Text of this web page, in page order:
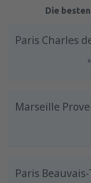
Die
Paris Charles
Marseille
Paris